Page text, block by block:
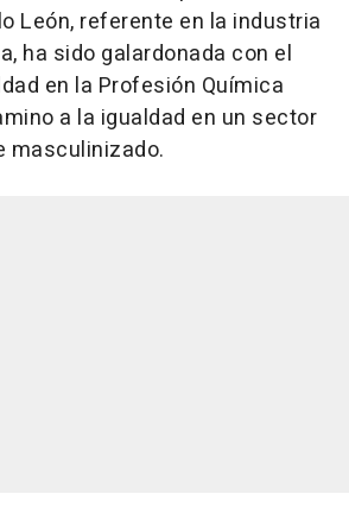
León, referente en la industria
ha sido galardonada con el
en la Profesión Química
a la igualdad en un sector
masculinizado.